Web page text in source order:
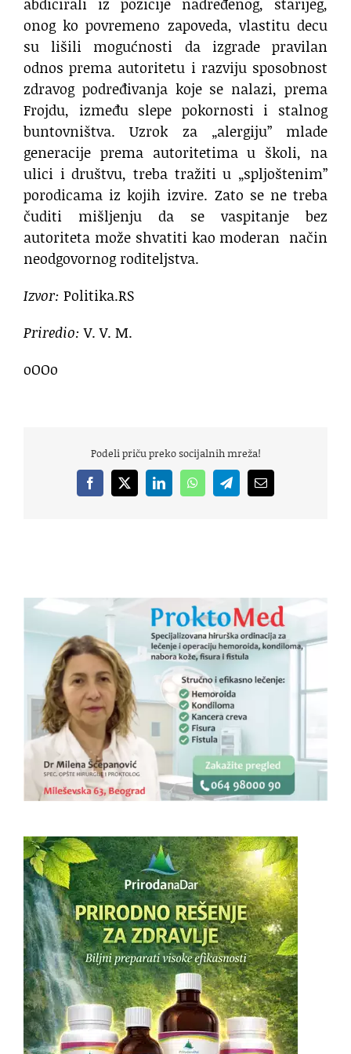
onog ko povremeno zapoveda, vlastitu decu
su lišili mogućnosti da izgrade pravilan
odnos prema autoritetu i razviju sposobnost
zdravog podređivanja koje se nalazi, prema
Frojdu, između slepe pokornosti i stalnog
buntovništva. Uzrok za „alergiju” mlade
generacije prema autoritetima u školi, na
ulici i društvu, treba tražiti u „spljoštenim”
porodicama iz kojih izvire. Zato se ne treba
čuditi mišljenju da se vaspitanje bez
autoriteta može shvatiti kao moderan način
neodgovornog roditeljstva.
Izvor: Politika.RS
Priredio:V. V. M.
oOOo
Podeli priču preko socijalnih mreža!
Facebook
X LinkedInWhatsAppTelegramEmail